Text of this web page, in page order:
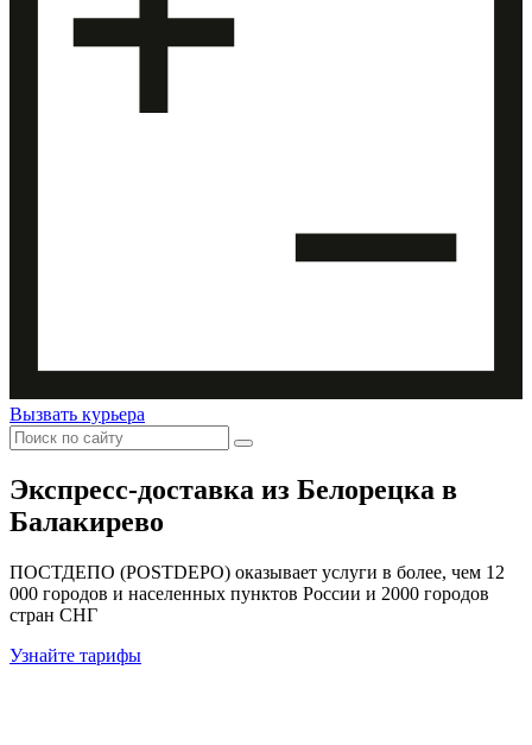
Вызвать курьера
Экспресс-доставка из Белорецка в
Балакирево
ПОСТДЕПО (POSTDEPO) оказывает услуги в более, чем 12
000 городов и населенных пунктов России и 2000 городов
стран СНГ
Узнайте тарифы